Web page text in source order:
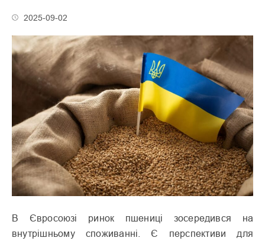
2025-09-02
В Євросоюзі ринок пшениці зосередився на
внутрішньому споживанні. Є перспективи для